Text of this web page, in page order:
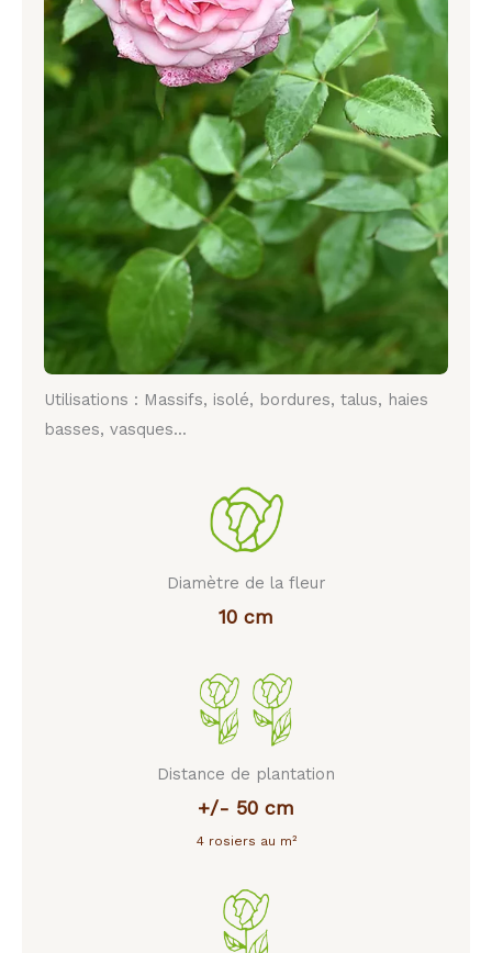
Utilisations : Massifs, isolé, bordures, talus, haies
basses, vasques...
Diamètre de la fleur
10 cm
Distance de plantation
+/- 50 cm
4 rosiers au m²